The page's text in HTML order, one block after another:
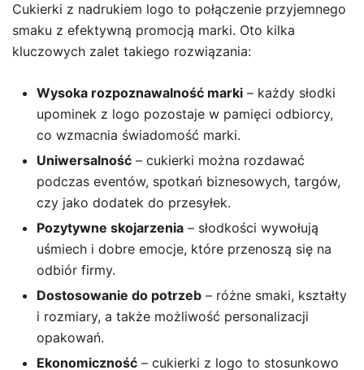
Cukierki z nadrukiem logo to połączenie przyjemnego
smaku z efektywną promocją marki. Oto kilka
kluczowych zalet takiego rozwiązania:
Wysoka rozpoznawalność marki – każdy słodki
upominek z logo pozostaje w pamięci odbiorcy,
co wzmacnia świadomość marki.
Uniwersalność – cukierki można rozdawać
podczas eventów, spotkań biznesowych, targów,
czy jako dodatek do przesyłek.
Pozytywne skojarzenia – słodkości wywołują
uśmiech i dobre emocje, które przenoszą się na
odbiór firmy.
Dostosowanie do potrzeb – różne smaki, kształty
i rozmiary, a także możliwość personalizacji
opakowań.
Ekonomiczność – cukierki z logo to stosunkowo